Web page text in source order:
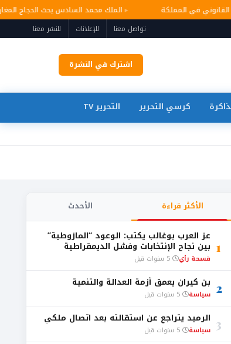
القانوني في المملكة
الملك محمد السادس يحث الحجاج
تواصل معنا للإعلانات للنشر معنا
اشترك في النشرة
كرسي التحرير التحرير TV
الأكثر قراءة الأحدث
1
عز العرب بوغالب يكتب: الوعود “المازوطية”
بين نجاح الإنتخابات وفشل الديمقراطية
فسحة رأي
2 بن كيران يعمق أزمة العدالة والتنمية
سياسة
3 الرميد يتراجع عن استقالته بعد اتصال ملكي
سياسة